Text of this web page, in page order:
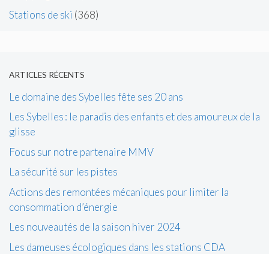
Stations de ski (368)
ARTICLES RÉCENTS
Le domaine des Sybelles fête ses 20 ans
Les Sybelles : le paradis des enfants et des amoureux de la
glisse
Focus sur notre partenaire MMV
La sécurité sur les pistes
Actions des remontées mécaniques pour limiter la
consommation d’énergie
Les nouveautés de la saison hiver 2024
Les dameuses écologiques dans les stations CDA